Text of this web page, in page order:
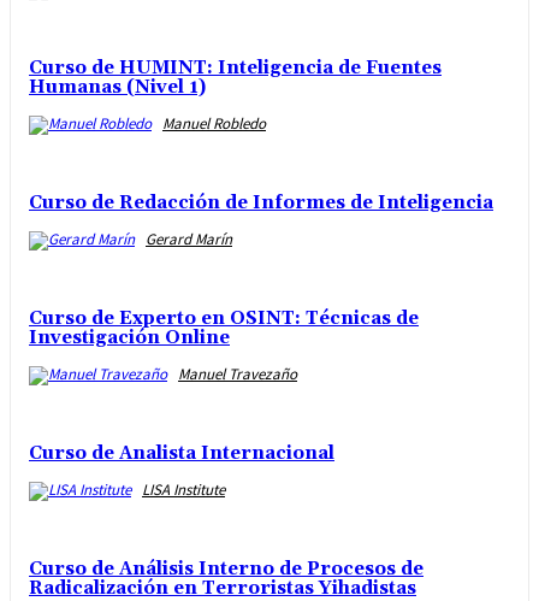
Curso de HUMINT: Inteligencia de Fuentes
Humanas (Nivel 1)
Manuel Robledo
Curso de Redacción de Informes de Inteligencia
Gerard Marín
Curso de Experto en OSINT: Técnicas de
Investigación Online
Manuel Travezaño
Curso de Analista Internacional
LISA Institute
Curso de Análisis Interno de Procesos de
Radicalización en Terroristas Yihadistas